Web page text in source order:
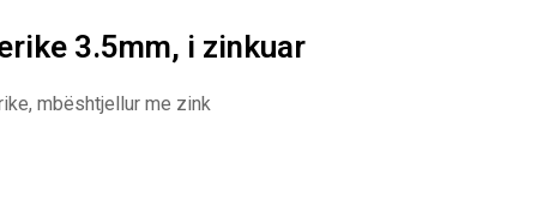
3.5mm, i zinkuar
mbështjellur me zink